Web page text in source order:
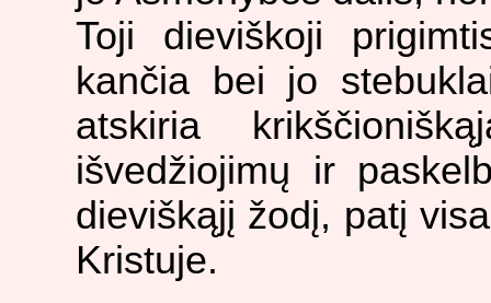
Toji dieviškoji
kančia bei jo
atskiria
išvedžiojimų ir
dieviškąjį žodį, patį
Kristuje.